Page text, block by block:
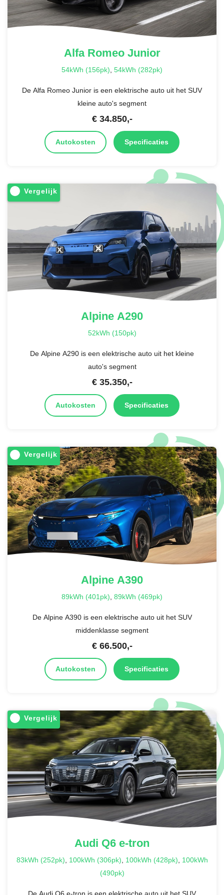
Alfa RomeoJunior
54kWh (156pk) 54kWh (282pk)
De Alfa Romeo Junior is een elektrische auto uit het SUV
kleine auto's segment
€ 34.850,-
Autokosten Specificaties
Vergelijk
AlpineA290
52kWh (150pk)
De Alpine A290 is een elektrische auto uit het kleine
auto's segment
€ 35.350,-
Autokosten Specificaties
Vergelijk
AlpineA390
89kWh (401pk) 89kWh (469pk)
De Alpine A390 is een elektrische auto uit het SUV
middenklasse segment
€ 66.500,-
Autokosten Specificaties
Vergelijk
Audi Q6 e-tron
83kWh (252pk), 100kWh (306pk), 100kWh (428pk), 100kWh
(490pk)